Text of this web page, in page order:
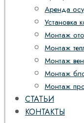
Аренда
Установка
Монтаж
Монтаж
Монтаж
Монтаж
Монтаж
СТАТЬИ
КОНТАКТЫ